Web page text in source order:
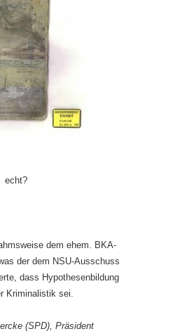
echt?
dem ehem. BKA-
der dem NSU-Ausschuss
dass Hypothesenbildung
Kriminalistik sei.
(SPD), Präsident